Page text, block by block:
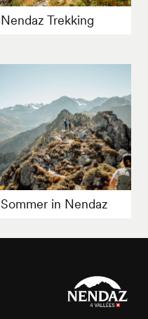
Nendaz Trekking
Sommer in Nendaz